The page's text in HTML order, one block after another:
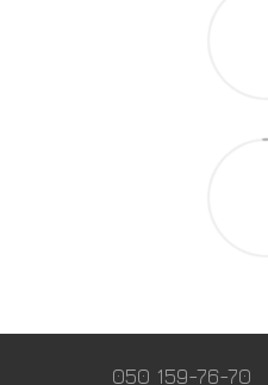
050 159-76-70